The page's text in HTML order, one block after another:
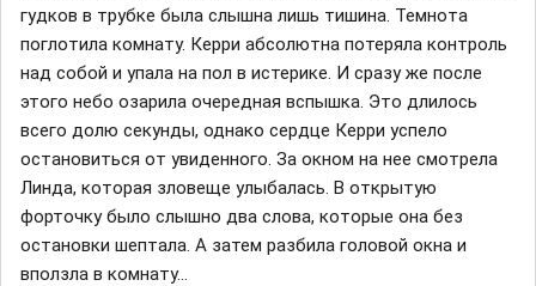
гудков в трубке была слышна лишь тишина. Темнота
поглотила комнату. Керри абсолютна потеряла контроль
над собой и упала на пол в истерике. И сразу же после
этого небо озарила очередная вспышка. Это длилось
всего долю секунды, однако сердце Керри успело
остановиться от увиденного. За окном на нее смотрела
Линда, которая зловеще улыбалась. В открытую
форточку было слышно два слова, которые она без
остановки шептала. А затем разбила головой окна и
вползла в комнату…